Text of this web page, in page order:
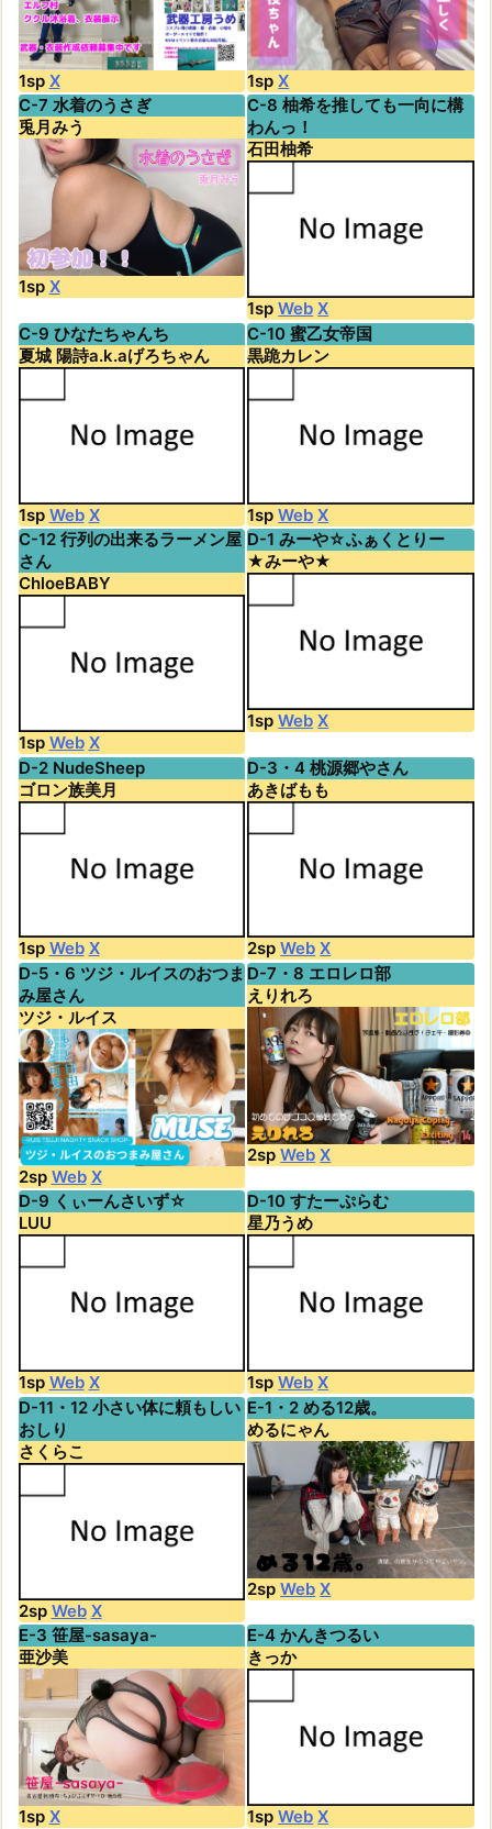
1sp X 1spX
C-7 水着のうさぎ
兎月みう
1sp X
C-8 柚希を推しても一向に構
わんっ！
石田柚希
1spWeb X
C-9 ひなたちゃんち
夏城 陽詩a.k.aげろちゃん
1sp Web X
C-10 蜜乙女帝国
黒跪カレン
1spWeb X
C-12 行列の出来るラーメン屋
さん
ChloeBABY
1sp Web X
D-1 みーや☆ふぁくとりー
★みーや★
1spWeb X
D-2 NudeSheep
ゴロン族美月
1sp Web X
D-3・4 桃源郷やさん
あきばもも
2spWeb X
D-5・6 ツジ・ルイスのおつま
み屋さん
ツジ・ルイス
2sp Web X
D-7・8 エロレロ部
えりれろ
2spWeb X
D-9 くぃーんさいず☆
LUU
1sp Web X
D-10 すたーぷらむ
星乃うめ
1spWeb X
D-11・12 小さい体に頼もしい
おしり
さくらこ
2sp Web X
E-1・2 める12歳。
めるにゃん
2spWeb X
E-3 笹屋-sasaya-
亜沙美
1sp X
E-4 かんきつるい
きっか
1spWeb X